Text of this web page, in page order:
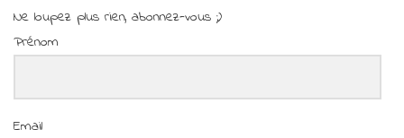
Ne loupez plus rien, abonnez-vous ;)
Prénom
Email